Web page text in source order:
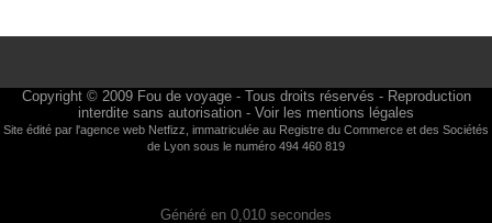
Copyright © 2009 Fou de voyage- Tous droits réservés - Reproduction
interdite sans autorisation - Voir les mentions légales
Site édité par l'agence web Netfizz , immatriculée au Registre du Commerce et des Sociétés
de Lyon sous le numéro 494 460 819
Généré en 0,010 secondes